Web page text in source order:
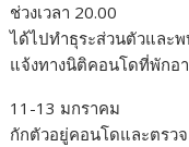
ช่วงเวลา 20.00
ได้ไปทำธุระส่วนตัวและ
แจ้งทางนิติคอนโดที่พักอ
11-13 มกราคม
กักตัวอยู่คอนโดและตรว